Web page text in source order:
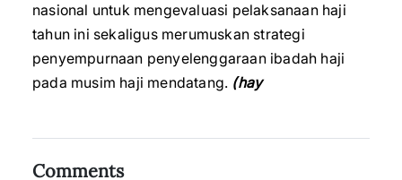
nasional untuk mengevaluasi pelaksanaan haji
tahun ini sekaligus merumuskan strategi
penyempurnaan penyelenggaraan ibadah haji
pada musim haji mendatang. (hay
Comments